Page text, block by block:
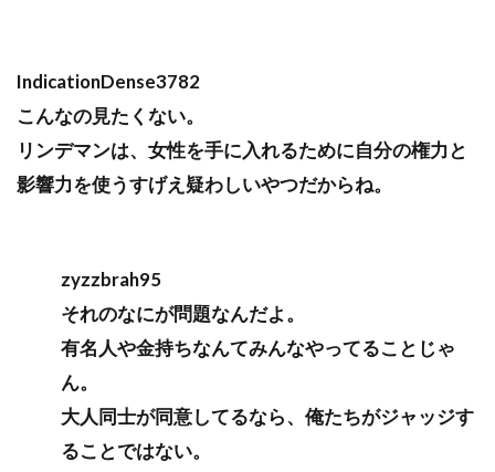
IndicationDense3782
こんなの見たくない。
リンデマンは、女性を手に入れるために自分の権力と
影響力を使うすげえ疑わしいやつだからね。
zyzzbrah95
それのなにが問題なんだよ。
有名人や金持ちなんてみんなやってることじゃ
ん。
大人同士が同意してるなら、俺たちがジャッジす
ることではない。